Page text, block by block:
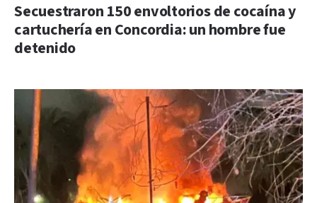
Secuestraron 150 envoltorios de cocaína y
cartuchería en Concordia: un hombre fue
detenido